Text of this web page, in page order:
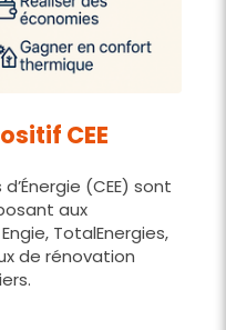
CEE
(CEE) sont
aux
TotalEnergies,
de rénovation